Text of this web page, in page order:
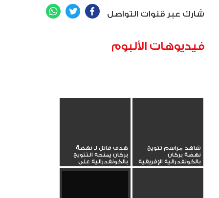
شارك عبر قنوات التواصل Facebook
Twitter
فيديوهات الألبوم
شاهد مراسم تتويج
نهضة بركان
بالكونفدرالية الإفريقية
هدف قاتل لـ نهضة
بركان يمنحه التتويج
بالكونفدرالية على
حساب سيمبا